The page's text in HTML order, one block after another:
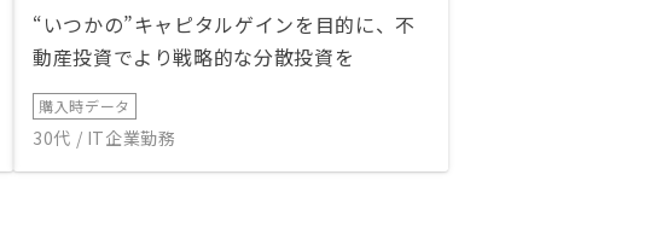
“いつかの”キャピタルゲインを目的に、不
動産投資でより戦略的な分散投資を
購入時データ
30代 / IT企業勤務